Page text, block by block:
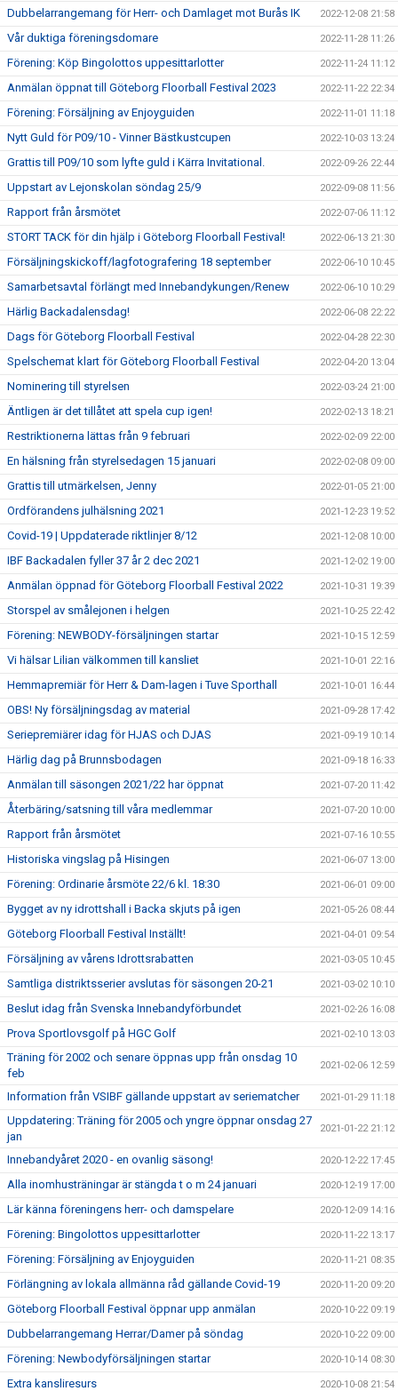
Dubbelarrangemang för Herr- och Damlaget mot Burås IK 2022-12-08 21:58
Vår duktiga föreningsdomare 2022-11-28 11:26
Förening: Köp Bingolottos uppesittarlotter 2022-11-24 11:12
Anmälan öppnat till Göteborg Floorball Festival 2023 2022-11-22 22:34
Förening: Försäljning av Enjoyguiden 2022-11-01 11:18
Nytt Guld för P09/10 - Vinner Bästkustcupen 2022-10-03 13:24
Grattis till P09/10 som lyfte guld i Kärra Invitational. 2022-09-26 22:44
Uppstart av Lejonskolan söndag 25/9 2022-09-08 11:56
Rapport från årsmötet 2022-07-06 11:12
STORT TACK för din hjälp i Göteborg Floorball Festival! 2022-06-13 21:30
Försäljningskickoff/lagfotografering 18 september 2022-06-10 10:45
Samarbetsavtal förlängt med Innebandykungen/Renew 2022-06-10 10:29
Härlig Backadalensdag! 2022-06-08 22:22
Dags för Göteborg Floorball Festival 2022-04-28 22:30
Spelschemat klart för Göteborg Floorball Festival 2022-04-20 13:04
Nominering till styrelsen 2022-03-24 21:00
Äntligen är det tillåtet att spela cup igen! 2022-02-13 18:21
Restriktionerna lättas från 9 februari 2022-02-09 22:00
En hälsning från styrelsedagen 15 januari 2022-02-08 09:00
Grattis till utmärkelsen, Jenny 2022-01-05 21:00
Ordförandens julhälsning 2021 2021-12-23 19:52
Covid-19 | Uppdaterade riktlinjer 8/12 2021-12-08 10:00
IBF Backadalen fyller 37 år 2 dec 2021 2021-12-02 19:00
Anmälan öppnad för Göteborg Floorball Festival 2022 2021-10-31 19:39
Storspel av smålejonen i helgen 2021-10-25 22:42
Förening: NEWBODY-försäljningen startar 2021-10-15 12:59
Vi hälsar Lilian välkommen till kansliet 2021-10-01 22:16
Hemmapremiär för Herr & Dam-lagen i Tuve Sporthall 2021-10-01 16:44
OBS! Ny försäljningsdag av material 2021-09-28 17:42
Seriepremiärer idag för HJAS och DJAS 2021-09-19 10:14
Härlig dag på Brunnsbodagen 2021-09-18 16:33
Anmälan till säsongen 2021/22 har öppnat 2021-07-20 11:42
Återbäring/satsning till våra medlemmar 2021-07-20 10:00
Rapport från årsmötet 2021-07-16 10:55
Historiska vingslag på Hisingen 2021-06-07 13:00
Förening: Ordinarie årsmöte 22/6 kl. 18:30 2021-06-01 09:00
Bygget av ny idrottshall i Backa skjuts på igen 2021-05-26 08:44
Göteborg Floorball Festival Inställt! 2021-04-01 09:54
Försäljning av vårens Idrottsrabatten 2021-03-05 10:45
Samtliga distriktsserier avslutas för säsongen 20-21 2021-03-02 10:10
Beslut idag från Svenska Innebandyförbundet 2021-02-26 16:08
Prova Sportlovsgolf på HGC Golf 2021-02-10 13:03
Träning för 2002 och senare öppnas upp från onsdag 10
feb
2021-02-06 12:59
Information från VSIBF gällande uppstart av seriematcher 2021-01-29 11:18
Uppdatering: Träning för 2005 och yngre öppnar onsdag 27
jan
2021-01-22 21:12
Innebandyåret 2020 - en ovanlig säsong! 2020-12-22 17:45
Alla inomhusträningar är stängda t o m 24 januari 2020-12-19 17:00
Lär känna föreningens herr- och damspelare 2020-12-09 14:16
Förening: Bingolottos uppesittarlotter 2020-11-22 13:17
Förening: Försäljning av Enjoyguiden 2020-11-21 08:35
Förlängning av lokala allmänna råd gällande Covid-19 2020-11-20 09:20
Göteborg Floorball Festival öppnar upp anmälan 2020-10-22 09:19
Dubbelarrangemang Herrar/Damer på söndag 2020-10-22 09:00
Förening: Newbodyförsäljningen startar 2020-10-14 08:30
Extra kansliresurs 2020-10-08 21:54